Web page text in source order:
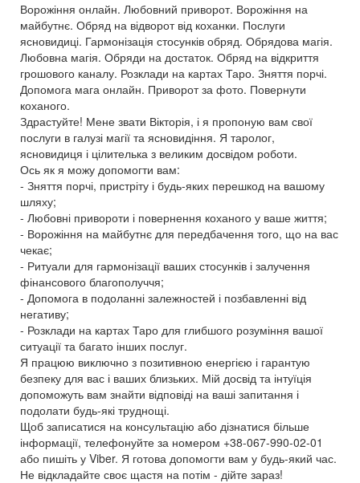
Ворожіння онлайн. Любовний приворот. Ворожіння на
майбутнє. Обряд на відворот від коханки. Послуги
ясновидиці. Гармонізація стосунків обряд. Обрядова магія.
Любовна магія. Обряди на достаток. Обряд на відкриття
грошового каналу. Розклади на картах Таро. Зняття порчі.
Допомога мага онлайн. Приворот за фото. Повернути
коханого.
Здрастуйте! Мене звати Вікторія, і я пропоную вам свої
послуги в галузі магії та ясновидіння. Я таролог,
ясновидиця і цілителька з великим досвідом роботи.
Ось як я можу допомогти вам:
- Зняття порчі, пристріту і будь-яких перешкод на вашому
шляху;
- Любовні привороти і повернення коханого у ваше життя;
- Ворожіння на майбутнє для передбачення того, що на вас
чекає;
- Ритуали для гармонізації ваших стосунків і залучення
фінансового благополуччя;
- Допомога в подоланні залежностей і позбавленні від
негативу;
- Розклади на картах Таро для глибшого розуміння вашої
ситуації та багато інших послуг.
Я працюю виключно з позитивною енергією і гарантую
безпеку для вас і ваших близьких. Мій досвід та інтуїція
допоможуть вам знайти відповіді на ваші запитання і
подолати будь-які труднощі.
Щоб записатися на консультацію або дізнатися більше
інформації, телефонуйте за номером +38-067-990-02-01
або пишіть у Viber. Я готова допомогти вам у будь-який час.
Не відкладайте своє щастя на потім - дійте зараз!